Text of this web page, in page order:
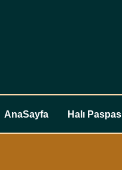
AnaSayfa Halı Paspas